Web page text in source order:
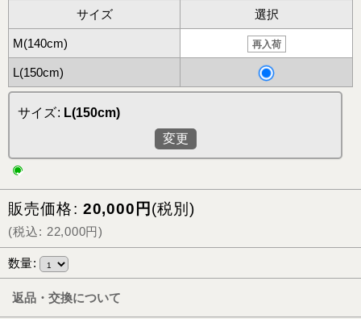
サイズ 選択
M(140cm) 再入荷
L(150cm)
サイズ: L(150cm)
変更
販売価格: 20,000 円 (税別)
(税込: 22,000円)
数量:
返品・交換について